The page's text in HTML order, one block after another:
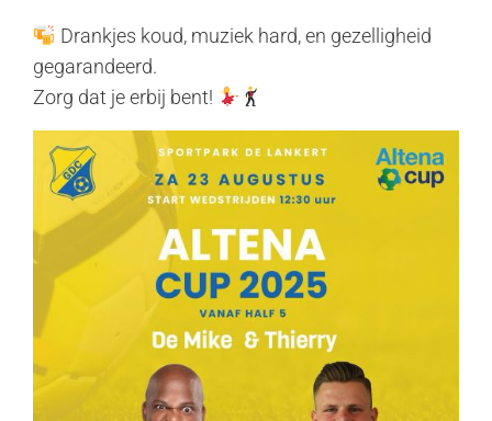
Drankjes koud, muziek hard, en gezelligheid
gegarandeerd.
Zorg dat je erbij bent!